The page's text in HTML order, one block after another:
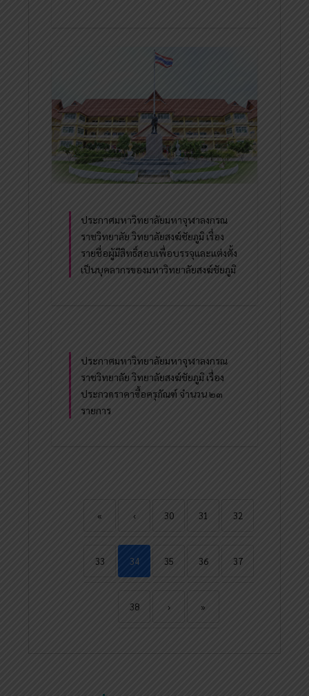
ประกาศมหาวิทยาลัยมหาจุฬาลงกรณ
ราชวิทยาลัย วิทยาลัยสงฆ์ชัยภูมิ เรื่อง
รายชื่อผู้มีสิทธิ์สอบเพื่อบรรจุและแต่งตั้ง
เป็นบุคลากรของมหาวิทยาลัยสงฆ์ชัยภูมิ
ประกาศมหาวิทยาลัยมหาจุฬาลงกรณ
ราชวิทยาลัย วิทยาลัยสงฆ์ชัยภูมิ เรื่อง
ประกวดราคาซื้อครุภัณฑ์ จำนวน ๒๓
รายการ
« ‹ 30 31 32
33 34 35 36 37
38 › »